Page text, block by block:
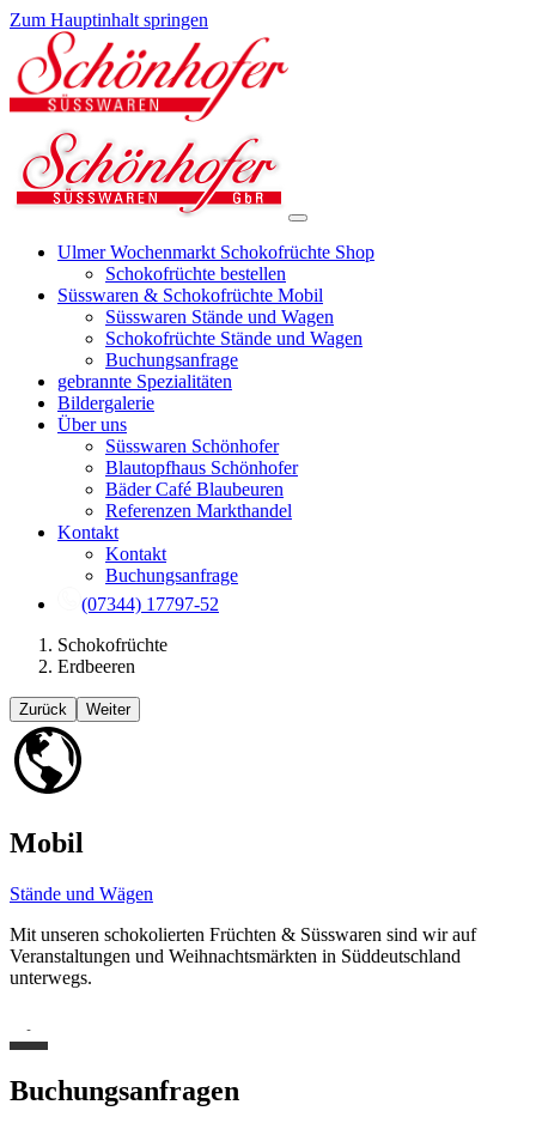
Zum Hauptinhalt springen
Ulmer Wochenmarkt Schokofrüchte Shop
Schokofrüchte bestellen
Süsswaren & Schokofrüchte Mobil
Süsswaren Stände und Wagen
Schokofrüchte Stände und Wagen
Buchungsanfrage
gebrannte Spezialitäten
Bildergalerie
Über uns
Süsswaren Schönhofer
Blautopfhaus Schönhofer
Bäder Café Blaubeuren
Referenzen Markthandel
Kontakt
Kontakt
Buchungsanfrage
(07344) 17797-52
Schokofrüchte
Erdbeeren
Zurück Weiter
Mobil
Stände und Wägen
Mit unseren schokolierten Früchten & Süsswaren sind wir auf
Veranstaltungen und Weihnachtsmärkten in Süddeutschland
unterwegs.
Buchungsanfragen